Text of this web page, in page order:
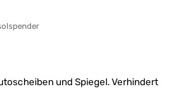
und Spiegel. Verhindert